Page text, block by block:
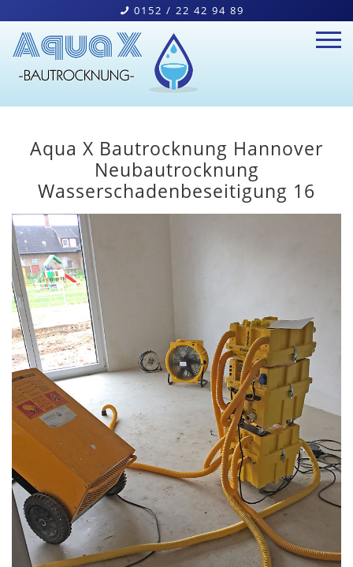
0152 / 22 42 94 89
Bautrocknung
Wasserschäden
Aqua X Bautrocknung Hannover
Neubautrocknung
Wasserschadenbeseitigung 16